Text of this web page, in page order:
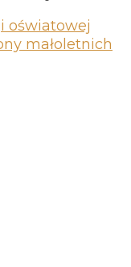
oświatowej
małoletnich